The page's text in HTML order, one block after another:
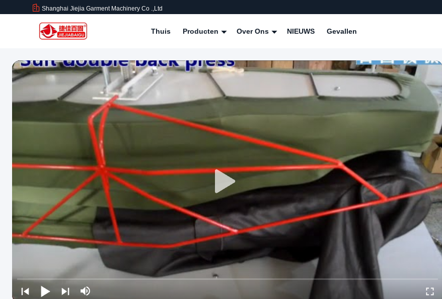
Shanghai Jiejia Garment Machinery Co .,ltd
Thuis Producten Over Ons NIEUWS Gevallen